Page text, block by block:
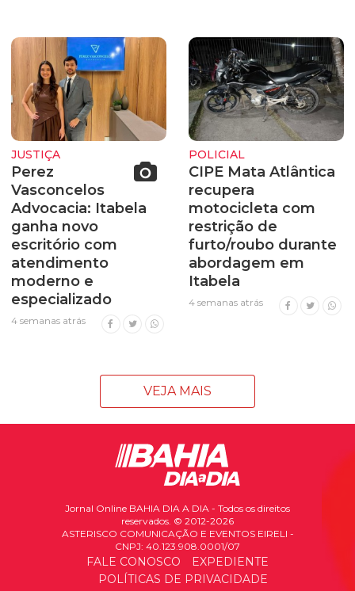
JUSTIÇA
Perez
Vasconcelos
Advocacia: Itabela
ganha novo
escritório com
atendimento
moderno e
especializado
4 semanas atrás
POLICIAL
CIPE Mata Atlântica
recupera
motocicleta com
restrição de
furto/roubo durante
abordagem em
Itabela
4 semanas atrás
VEJA MAIS
Jornal Online BAHIA DIA A DIA - Todos os direitos
reservados. © 2012-2026
ASTERISCO COMUNICAÇÃO E EVENTOS EIRELI -
CNPJ: 40.123.908.0001/07
FALE CONOSCO
EXPEDIENTE
POLÍTICAS DE PRIVACIDADE